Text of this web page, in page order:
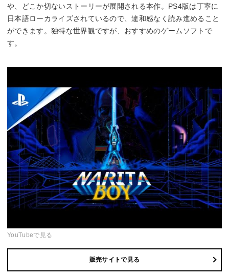
や、どこか切ないストーリーが展開される本作。PS4版は丁寧に
日本語ローカライズされているので、違和感なく読み進めること
ができます。独特な世界観ですが、おすすめのゲームソフトで
す。
YouTubeで見る
販売サイトで見る